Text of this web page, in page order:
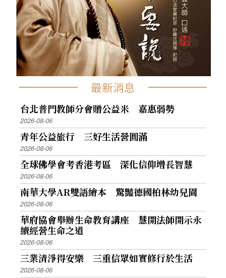
最新消息
台北普門教師分會贈公益米 嘉惠弱勢
2026-08-06
青年公益旅行 三好生活營圓滿
2026-08-06
全球佛學會考香港考區 深化信仰增長智慧
2026-08-06
南華大學AR雙語繪本 驚豔德國柏林幼兒園
2026-08-06
華府協會舉辦生命教育講座 慧開法師開示永
續經營生命之道
2026-08-06
三業清淨得安樂 三重信眾如實修行於生活
2026-08-06